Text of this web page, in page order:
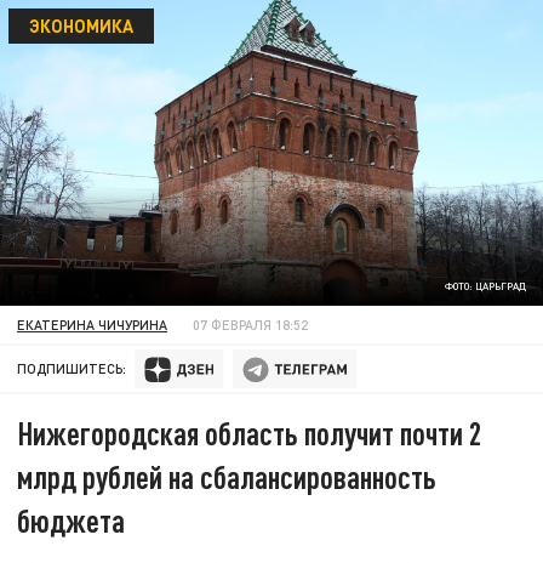
ФОТО: ЦАРЬГРАД
ЭКОНОМИКА
ЕКАТЕРИНА ЧИЧУРИНА 07 ФЕВРАЛЯ 18:52
ПОДПИШИТЕСЬ:
Нижегородская область получит почти 2
млрд рублей на сбалансированность
бюджета